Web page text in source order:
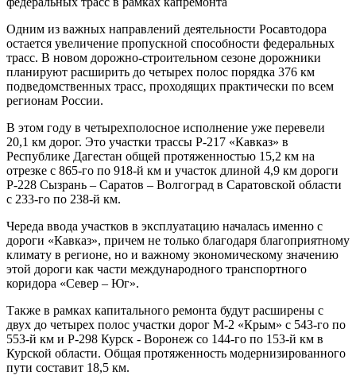
Одним из важных направлений деятельности Росавтодора
остается увеличение пропускной способности федеральных
трасс. В новом дорожно-строительном сезоне дорожники
планируют расширить до четырех полос порядка 376 км
подведомственных трасс, проходящих практически по всем
регионам России.
В этом году в четырехполосное исполнение уже перевели
20,1 км дорог. Это участки трассы Р-217 «Кавказ» в
Республике Дагестан общей протяженностью 15,2 км на
отрезке с 865-го по 918-й км и участок длиной 4,9 км дороги
Р-228 Сызрань – Саратов – Волгоград в Саратовской области
с 233-го по 238-й км.
Череда ввода участков в эксплуатацию началась именно с
дороги «Кавказ», причем не только благодаря благоприятному
климату в регионе, но и важному экономическому значению
этой дороги как части международного транспортного
коридора «Север ‒ Юг».
Также в рамках капитального ремонта будут расширены с
двух до четырех полос участки дорог М-2 «Крым» с 543-го по
553-й км и Р-298 Курск - Воронеж со 144-го по 153-й км в
Курской области. Общая протяженность модернизированного
пути составит 18,5 км.